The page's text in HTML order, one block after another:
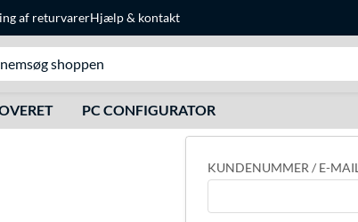
af returvarerHjælp& kontakt
PC CONFIGURATOR
KUNDENUMMER / E-MAIL